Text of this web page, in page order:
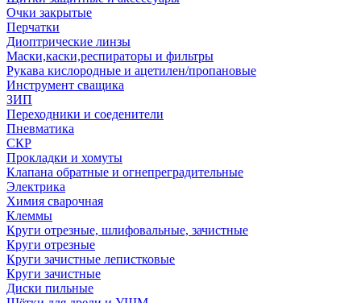
Очки закрытые
Перчатки
Диоптрические линзы
Маски,каски,респираторы и фильтры
Рукава кислородные и ацетилен/пропановые
Инструмент сващика
ЗИП
Переходники и соеденители
Пневматика
СКР
Прокладки и хомуты
Клапана обратные и огнепреградительные
Электрика
Химия сварочная
Клеммы
Круги отрезные, шлифовальные, зачистные
Круги отрезные
Круги зачистные лепистковые
Круги зачистные
Диски пильные